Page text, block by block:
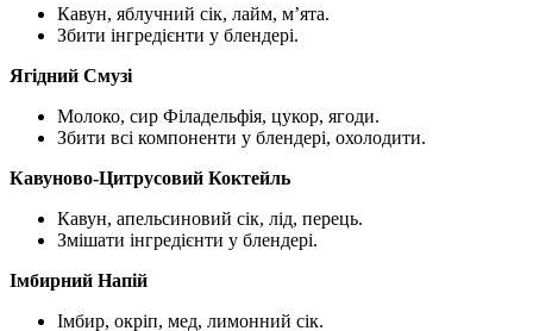
Кавун, яблучний сік, лайм, м’ята.
Збити інгредієнти у блендері.
Ягідний Смузі
Молоко, сир Філадельфія, цукор, ягоди.
Збити всі компоненти у блендері, охолодити.
Кавуново-Цитрусовий Коктейль
Кавун, апельсиновий сік, лід, перець.
Змішати інгредієнти у блендері.
Імбирний Напій
Імбир, окріп, мед, лимонний сік.